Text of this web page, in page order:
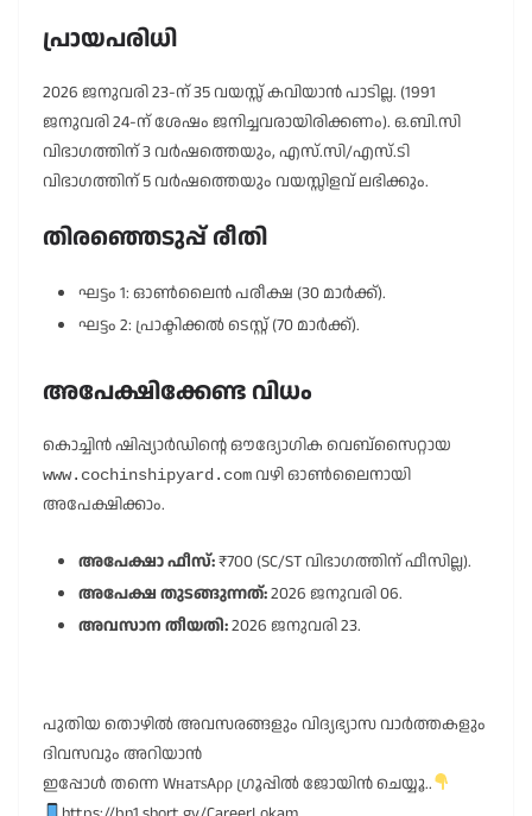
പ്രായപരിധി
2026 ജനുവരി 23-ന് 35 വയസ്സ് കവിയാൻ പാടില്ല. (1991
ജനുവരി 24-ന് ശേഷം ജനിച്ചവരായിരിക്കണം). ഒ.ബി.സി
വിഭാഗത്തിന് 3 വർഷത്തെയും, എസ്.സി/എസ്.ടി
വിഭാഗത്തിന് 5 വർഷത്തെയും വയസ്സിളവ് ലഭിക്കും.
തിരഞ്ഞെടുപ്പ് രീതി
ഘട്ടം 1: ഓൺലൈൻ പരീക്ഷ (30 മാർക്ക്).
ഘട്ടം 2: പ്രാക്ടിക്കൽ ടെസ്റ്റ് (70 മാർക്ക്).
അപേക്ഷിക്കേണ്ട വിധം
കൊച്ചിൻ ഷിപ്പ്യാർഡിന്റെ ഔദ്യോഗിക വെബ്സൈറ്റായ
www.cochinshipyard.com വഴി ഓൺലൈനായി
അപേക്ഷിക്കാം.
അപേക്ഷാ ഫീസ്:₹700 (SC/ST വിഭാഗത്തിന് ഫീസില്ല).
അപേക്ഷ തുടങ്ങുന്നത്:2026 ജനുവരി 06.
അവസാന തീയതി:2026 ജനുവരി 23.
പുതിയ തൊഴിൽ അവസരങ്ങളും വിദ്യഭ്യാസ വാർത്തകളും
ദിവസവും അറിയാൻ
ഇപ്പോൾ തന്നെ WнaтѕAρρ ഗ്രൂപ്പിൽ ജോയിൻ ചെയ്യൂ..